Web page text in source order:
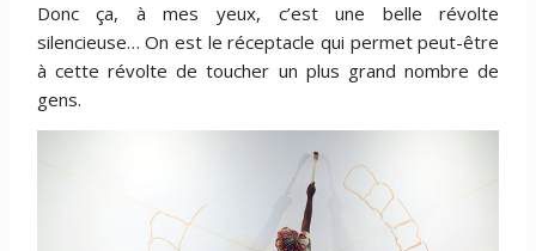
Donc ça, à mes yeux, c’est une belle révolte
silencieuse… On est le réceptacle qui permet peut-être
à cette révolte de toucher un plus grand nombre de
gens.